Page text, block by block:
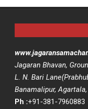
Jagaran Bhavan,
L. N. Bari
Banamalipur,
Ph :+91-381-7960883